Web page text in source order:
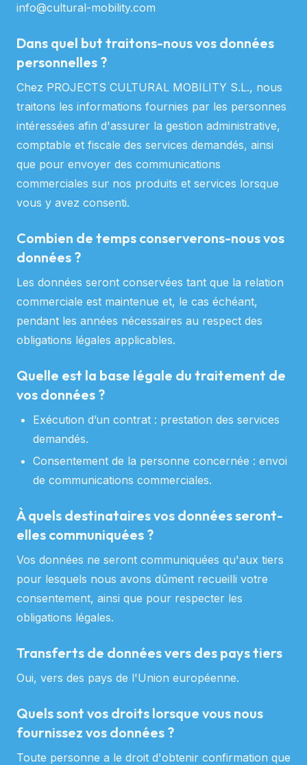
info@cultural-mobility.com
Dans quel but traitons-nous vos données
personnelles ?
Chez PROJECTS CULTURAL MOBILITY S.L., nous
traitons les informations fournies par les personnes
intéressées afin d'assurer la gestion administrative,
comptable et fiscale des services demandés, ainsi
que pour envoyer des communications
commerciales sur nos produits et services lorsque
vous y avez consenti.
Combien de temps conserverons-nous vos
données ?
Les données seront conservées tant que la relation
commerciale est maintenue et, le cas échéant,
pendant les années nécessaires au respect des
obligations légales applicables.
Quelle est la base légale du traitement de
vos données ?
Exécution d’un contrat : prestation des services
demandés.
Consentement de la personne concernée : envoi
de communications commerciales.
À quels destinataires vos données seront-
elles communiquées ?
Vos données ne seront communiquées qu'aux tiers
pour lesquels nous avons dûment recueilli votre
consentement, ainsi que pour respecter les
obligations légales.
Transferts de données vers des pays tiers
Oui, vers des pays de l'Union européenne.
Quels sont vos droits lorsque vous nous
fournissez vos données ?
Toute personne a le droit d'obtenir confirmation que